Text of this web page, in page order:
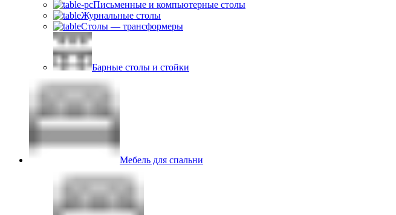
Письменные и компьютерные столы
Журнальные столы
Столы — трансформеры
Барные столы и стойки
Мебель для спальни